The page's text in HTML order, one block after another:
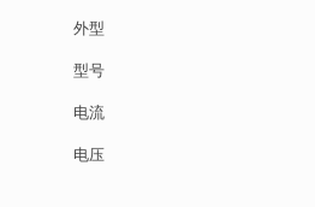
外型
型号
电流
电压